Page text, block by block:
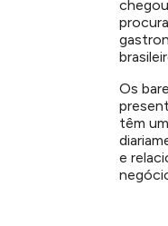
Os
têm
e